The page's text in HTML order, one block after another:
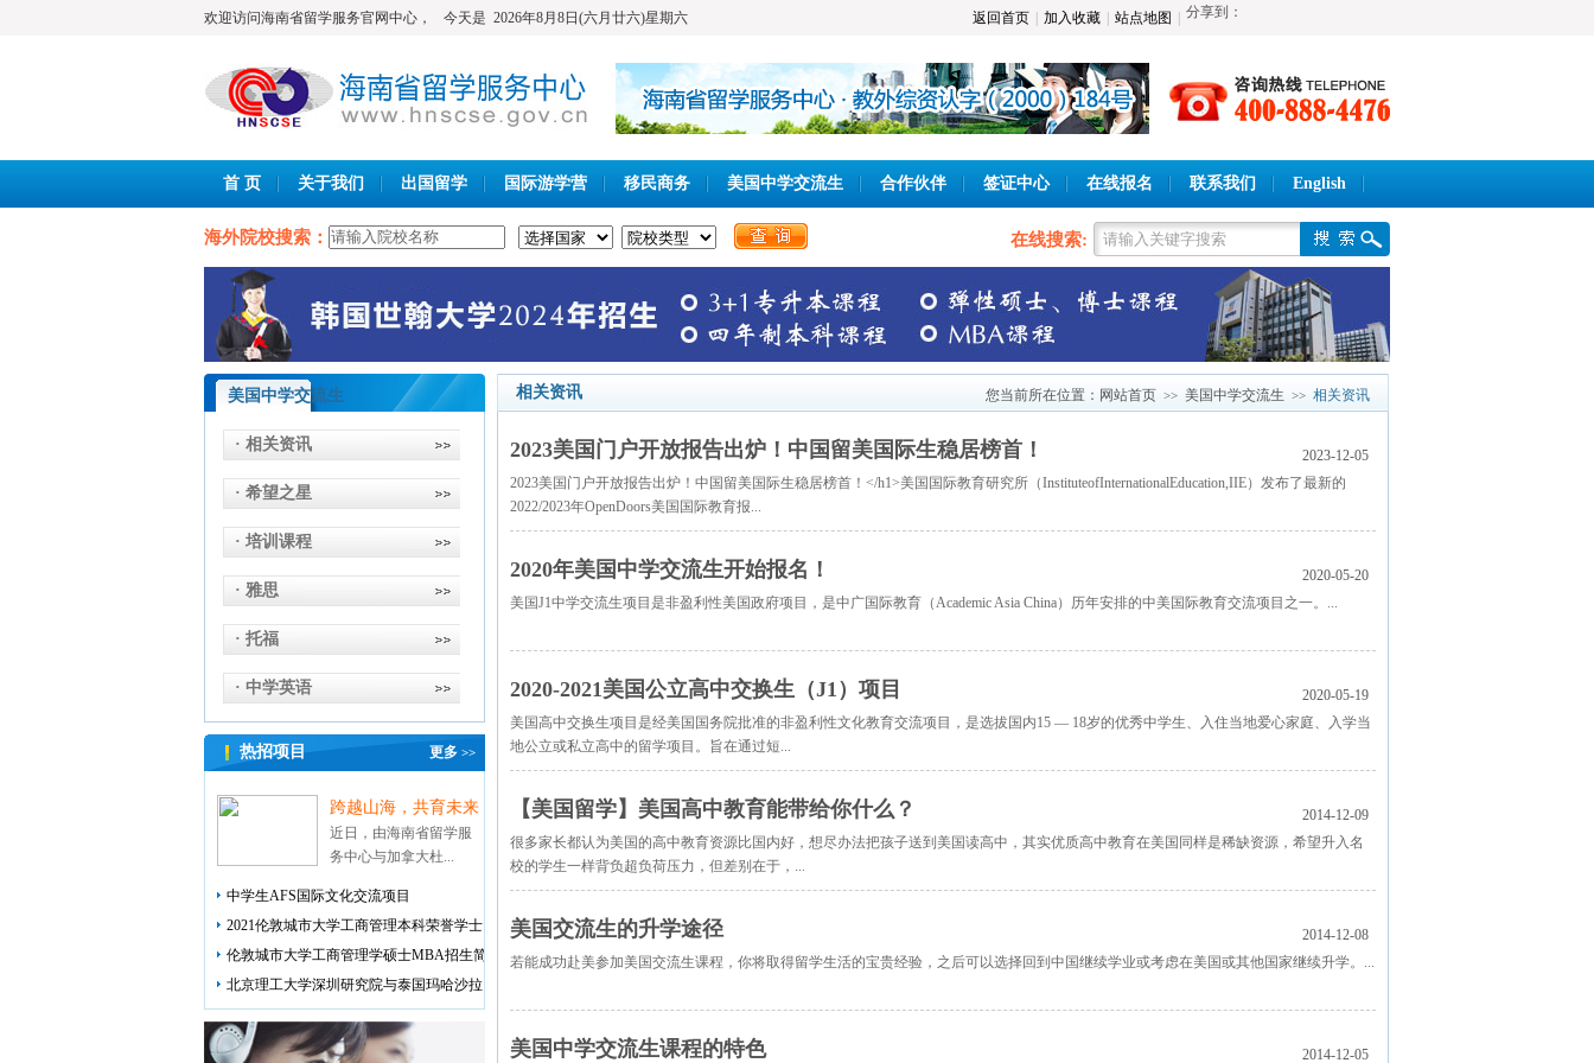
欢迎访问海南省留学服务官网中心， 今天是 2026年8月8日(六月廿六)星期六 返回首页 加入收藏 站点地图 分享到：
首 页 关于我们 出国留学 国际游学营 移民商务 美国中学交流生 合作伙伴 签证中心 在线报名 联系我们 English
海外院校搜索： 在线搜索:
美国中学交流生
· 相关资讯
· 希望之星
· 培训课程
· 雅思
· 托福
· 中学英语
热招项目 更多 >>
跨越山海，共育未来
近日，由海南省留学服
务中心与加拿大杜...
中学生AFS国际文化交流项目
2021伦敦城市大学工商管理本科荣誉学士
伦敦城市大学工商管理学硕士MBA招生简
北京理工大学深圳研究院与泰国玛哈沙拉
相关资讯 您当前所在位置： 网站首页 >> 美国中学交流生 >> 相关资讯
2023美国门户开放报告出炉！中国留美国际生稳居榜首！
2023-12-05
2023美国门户开放报告出炉！中国留美国际生稳居榜首！</h1>美国国际教育研究所（InstituteofInternationalEducation,IIE）发布了最新的
2022/2023年OpenDoors美国国际教育报...
2020年美国中学交流生开始报名！
2020-05-20
美国J1中学交流生项目是非盈利性美国政府项目，是中广国际教育（Academic Asia China）历年安排的中美国际教育交流项目之一。...
2020-2021美国公立高中交换生（J1）项目
2020-05-19
美国高中交换生项目是经美国国务院批准的非盈利性文化教育交流项目，是选拔国内15 — 18岁的优秀中学生、入住当地爱心家庭、入学当
地公立或私立高中的留学项目。旨在通过短...
【美国留学】美国高中教育能带给你什么？
2014-12-09
很多家长都认为美国的高中教育资源比国内好，想尽办法把孩子送到美国读高中，其实优质高中教育在美国同样是稀缺资源，希望升入名
校的学生一样背负超负荷压力，但差别在于，...
美国交流生的升学途径
2014-12-08
若能成功赴美参加美国交流生课程，你将取得留学生活的宝贵经验，之后可以选择回到中国继续学业或考虑在美国或其他国家继续升学。...
美国中学交流生课程的特色 2014-12-05